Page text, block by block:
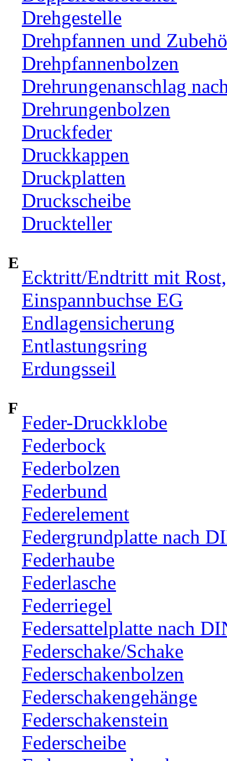
Drehgestelle
Drehpfannen und
Drehpfannenbolzen
Drehrungenanschlag
Drehrungenbolzen
Druckfeder
Druckkappen
Druckplatten
Druckscheibe
Druckteller
E
Ecktritt/Endtritt mit
Einspannbuchse EG
Endlagensicherung
Entlastungsring
Erdungsseil
F
Feder-Druckklobe
Federbock
Federbolzen
Federbund
Federelement
Federgrundplatte nach
Federhaube
Federlasche
Federriegel
Federsattelplatte nach
Federschake/Schake
Federschakenbolzen
Federschakengehänge
Federschakenstein
Federscheibe